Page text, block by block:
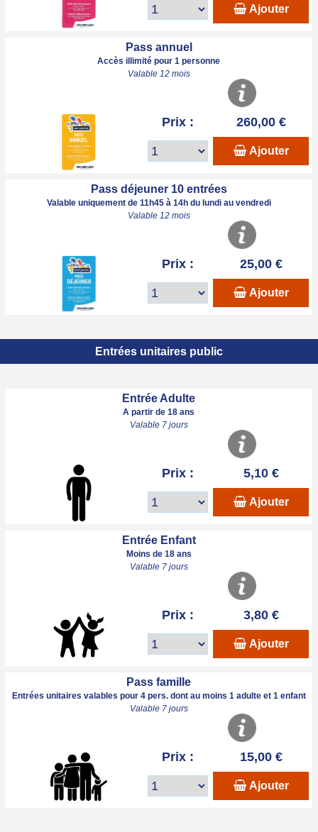
Ajouter
Pass annuel
Accès illimité pour 1 personne
Valable 12 mois
Prix : 260,00 €
Ajouter
Pass déjeuner 10 entrées
Valable uniquement de 11h45 à 14h du lundi au vendredi
Valable 12 mois
Prix : 25,00 €
Ajouter
Entrées unitaires public
Entrée Adulte
A partir de 18 ans
Valable 7 jours
Prix : 5,10 €
Ajouter
Entrée Enfant
Moins de 18 ans
Valable 7 jours
Prix : 3,80 €
Ajouter
Pass famille
Entrées unitaires valables pour 4 pers. dont au moins 1 adulte et 1 enfant
Valable 7 jours
Prix : 15,00 €
Ajouter